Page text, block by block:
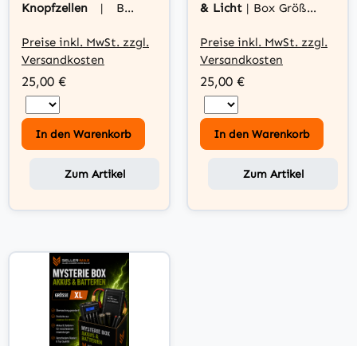
Knopfzellen | Box
Preise inkl. MwSt. zzgl.
Versandkosten
25,00 €
In den Warenkorb
Zum Artikel
& Licht | Box Größe:
Preise inkl. MwSt. zzgl.
Versandkosten
25,00 €
In den Warenkorb
Zum Artikel